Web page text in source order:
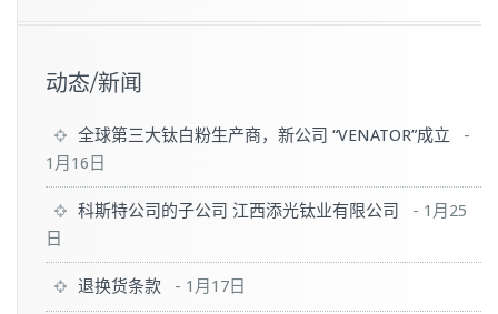
动态/新闻
全球第三大钛白粉生产商，新公司 “VENATOR”成立
-
1月16日
科斯特公司的子公司 江西添光钛业有限公司 - 1月25
日
退换货条款 - 1月17日